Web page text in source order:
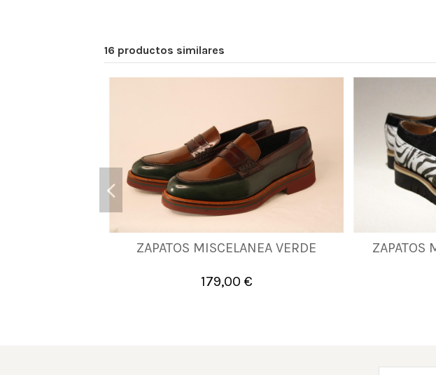
16 productos similares
ZAPATOS MISCELANEA VERDE
179,00 €
39 40 41 42 43
44
ZAPATOS